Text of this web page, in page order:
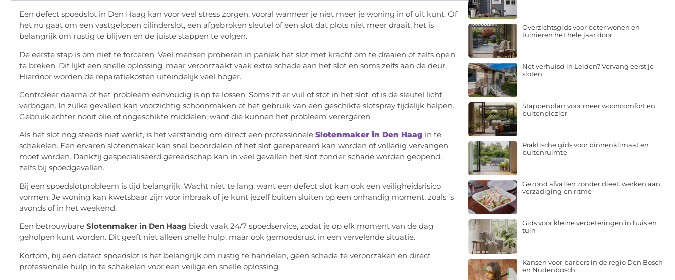
Een defect spoedslot in Den Haag kan voor veel stress zorgen, vooral wanneer je niet meer je woning in of uit kunt. Of
het nu gaat om een vastgelopen cilinderslot, een afgebroken sleutel of een slot dat plots niet meer draait, het is
belangrijk om rustig te blijven en de juiste stappen te volgen.
De eerste stap is om niet te forceren. Veel mensen proberen in paniek het slot met kracht om te draaien of zelfs open
te breken. Dit lijkt een snelle oplossing, maar veroorzaakt vaak extra schade aan het slot en soms zelfs aan de deur.
Hierdoor worden de reparatiekosten uiteindelijk veel hoger.
Controleer daarna of het probleem eenvoudig is op te lossen. Soms zit er vuil of stof in het slot, of is de sleutel licht
verbogen. In zulke gevallen kan voorzichtig schoonmaken of het gebruik van een geschikte slotspray tijdelijk helpen.
Gebruik echter nooit olie of ongeschikte middelen, want die kunnen het probleem verergeren.
Als het slot nog steeds niet werkt, is het verstandig om direct een professionele Slotenmaker in Den Haag in te
schakelen. Een ervaren slotenmaker kan snel beoordelen of het slot gerepareerd kan worden of volledig vervangen
moet worden. Dankzij gespecialiseerd gereedschap kan in veel gevallen het slot zonder schade worden geopend,
zelfs bij spoedgevallen.
Bij een spoedslotprobleem is tijd belangrijk. Wacht niet te lang, want een defect slot kan ook een veiligheidsrisico
vormen. Je woning kan kwetsbaar zijn voor inbraak of je kunt jezelf buiten sluiten op een onhandig moment, zoals ’s
avonds of in het weekend.
Een betrouwbare Slotenmaker in Den Haag biedt vaak 24/7 spoedservice, zodat je op elk moment van de dag
geholpen kunt worden. Dit geeft niet alleen snelle hulp, maar ook gemoedsrust in een vervelende situatie.
Kortom, bij een defect spoedslot is het belangrijk om rustig te handelen, geen schade te veroorzaken en direct
professionele hulp in te schakelen voor een veilige en snelle oplossing.
Overzichtsgids voor beter wonen en
tuinieren het hele jaar door
Net verhuisd in Leiden? Vervang eerst je
sloten
Stappenplan voor meer wooncomfort en
buitenplezier
Praktische gids voor binnenklimaat en
buitenruimte
Gezond afvallen zonder dieet: werken aan
verzadiging en ritme
Gids voor kleine verbeteringen in huis en
tuin
Kansen voor barbers in de regio Den Bosch
en Nudenbosch